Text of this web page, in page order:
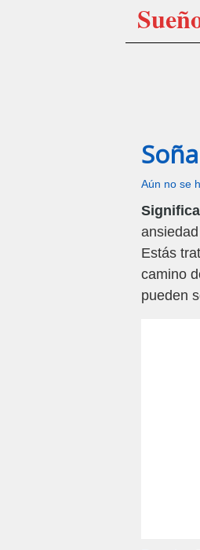
Aún no se
Estás
camino
pueden